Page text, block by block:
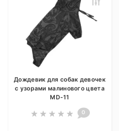
Дождевик для собак девочек
с узорами малинового цвета
MD-11
0